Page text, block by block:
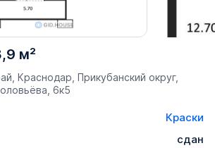
м²
Краснодар, Прикубанский округ,
6к5
Краски
сдан